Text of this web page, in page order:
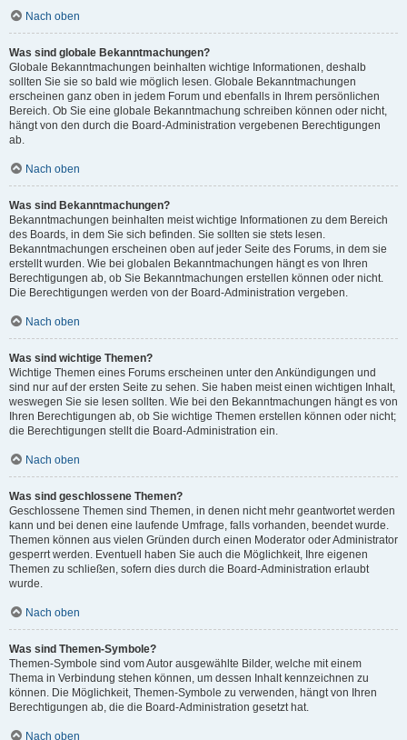
Nach oben
Was sind globale Bekanntmachungen?
Globale Bekanntmachungen beinhalten wichtige Informationen, deshalb
sollten Sie sie so bald wie möglich lesen. Globale Bekanntmachungen
erscheinen ganz oben in jedem Forum und ebenfalls in Ihrem persönlichen
Bereich. Ob Sie eine globale Bekanntmachung schreiben können oder nicht,
hängt von den durch die Board-Administration vergebenen Berechtigungen
ab.
Nach oben
Was sind Bekanntmachungen?
Bekanntmachungen beinhalten meist wichtige Informationen zu dem Bereich
des Boards, in dem Sie sich befinden. Sie sollten sie stets lesen.
Bekanntmachungen erscheinen oben auf jeder Seite des Forums, in dem sie
erstellt wurden. Wie bei globalen Bekanntmachungen hängt es von Ihren
Berechtigungen ab, ob Sie Bekanntmachungen erstellen können oder nicht.
Die Berechtigungen werden von der Board-Administration vergeben.
Nach oben
Was sind wichtige Themen?
Wichtige Themen eines Forums erscheinen unter den Ankündigungen und
sind nur auf der ersten Seite zu sehen. Sie haben meist einen wichtigen Inhalt,
weswegen Sie sie lesen sollten. Wie bei den Bekanntmachungen hängt es von
Ihren Berechtigungen ab, ob Sie wichtige Themen erstellen können oder nicht;
die Berechtigungen stellt die Board-Administration ein.
Nach oben
Was sind geschlossene Themen?
Geschlossene Themen sind Themen, in denen nicht mehr geantwortet werden
kann und bei denen eine laufende Umfrage, falls vorhanden, beendet wurde.
Themen können aus vielen Gründen durch einen Moderator oder Administrator
gesperrt werden. Eventuell haben Sie auch die Möglichkeit, Ihre eigenen
Themen zu schließen, sofern dies durch die Board-Administration erlaubt
wurde.
Nach oben
Was sind Themen-Symbole?
Themen-Symbole sind vom Autor ausgewählte Bilder, welche mit einem
Thema in Verbindung stehen können, um dessen Inhalt kennzeichnen zu
können. Die Möglichkeit, Themen-Symbole zu verwenden, hängt von Ihren
Berechtigungen ab, die die Board-Administration gesetzt hat.
Nach oben